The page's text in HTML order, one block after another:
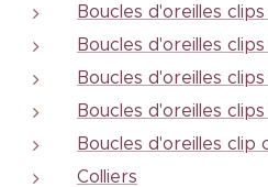
Boucles d'oreilles
Boucles d'oreilles
Boucles d'oreilles
Boucles d'oreilles
Boucles d'oreilles
Colliers